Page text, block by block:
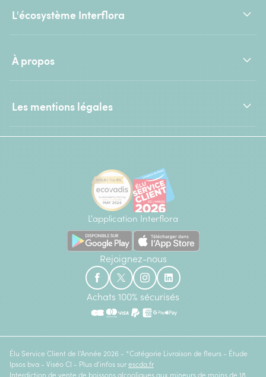
L'écosystème Interflora
À propos
Les mentions légales
L'application Interflora
Rejoignez-nous
Achats 100% sécurisés
Élu Service Client de l'Année 2026 - *Catégorie Livraison de fleurs - Étude
Ipsos bva - Viséo CI - Plus d'infos sur escda.fr
Interdiction de vente de boissons alcooliques aux mineurs de moins de 18